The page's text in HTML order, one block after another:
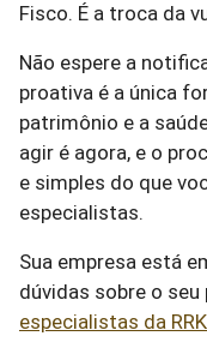
Fisco. É a troca da
Não espere a
proativa é a única
patrimônio e a
agir é agora, e o
e simples do que
especialistas.
Sua empresa está
dúvidas sobre o
especialistas da